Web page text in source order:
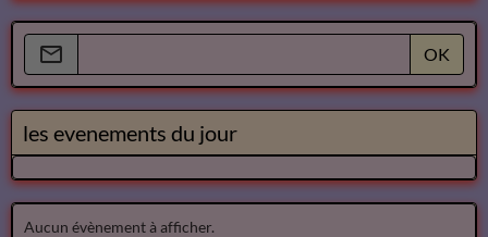
OK
les evenements du jour
Aucun évènement à afficher.